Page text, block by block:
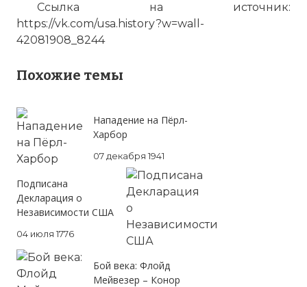
Ссылка на источник:
https://vk.com/usa.history?w=wall-
42081908_8244
Похожие темы
Нападение на Пёрл-
Харбор
07 декабря 1941
Подписана
Декларация о
Независимости США
04 июля 1776
Бой века: Флойд
Мейвезер – Конор
☓